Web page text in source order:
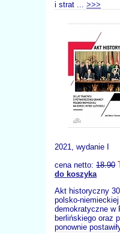
i strat ... >>>
2021, wydanie I
cena netto: 18.90
do koszyka
Akt historyczny
polsko-
demokratyczne w
berlińskiego oraz
ponownie